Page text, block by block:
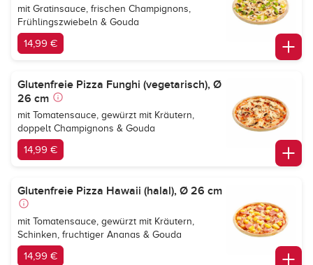
mit Gratinsauce, frischen Champignons,
Frühlingszwiebeln & Gouda
14,99 €
Glutenfreie Pizza Funghi (vegetarisch), Ø
26 cm
mit Tomatensauce, gewürzt mit Kräutern,
doppelt Champignons & Gouda
14,99 €
Glutenfreie Pizza Hawaii (halal), Ø 26 cm
mit Tomatensauce, gewürzt mit Kräutern,
Schinken, fruchtiger Ananas & Gouda
14,99 €